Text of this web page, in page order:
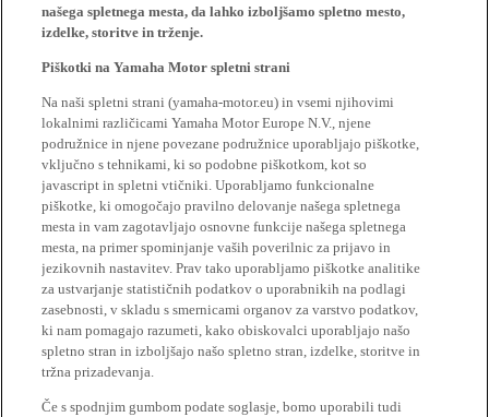
našega spletnega mesta, da lahko izboljšamo spletno mesto,
izdelke, storitve in trženje.
Piškotki na Yamaha Motor spletni strani
Na naši spletni strani (yamaha-motor.eu) in vsemi njihovimi
lokalnimi različicami Yamaha Motor Europe N.V., njene
podružnice in njene povezane podružnice uporabljajo piškotke,
vključno s tehnikami, ki so podobne piškotkom, kot so
javascript in spletni vtičniki. Uporabljamo funkcionalne
piškotke, ki omogočajo pravilno delovanje našega spletnega
mesta in vam zagotavljajo osnovne funkcije našega spletnega
mesta, na primer spominjanje vaših poverilnic za prijavo in
jezikovnih nastavitev. Prav tako uporabljamo piškotke analitike
za ustvarjanje statističnih podatkov o uporabnikih na podlagi
zasebnosti, v skladu s smernicami organov za varstvo podatkov,
ki nam pomagajo razumeti, kako obiskovalci uporabljajo našo
spletno stran in izboljšajo našo spletno stran, izdelke, storitve in
tržna prizadevanja.
Če s spodnjim gumbom podate soglasje, bomo uporabili tudi